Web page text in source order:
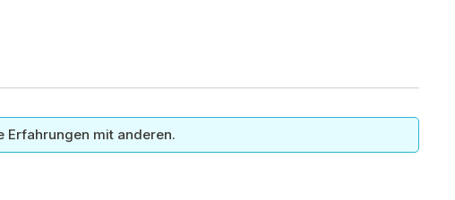
Erfahrungen mit anderen.